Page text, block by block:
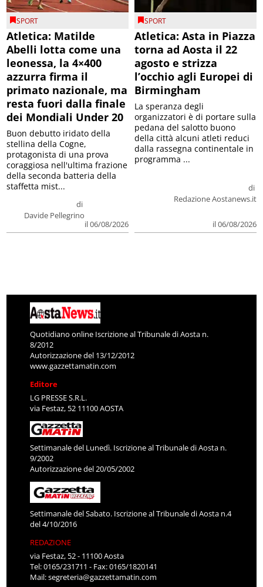
SPORT
Atletica: Matilde
Abelli lotta come una
leonessa, la 4×400
azzurra firma il
primato nazionale, ma
resta fuori dalla finale
dei Mondiali Under 20
di
Davide Pellegrino
il 06/08/2026
Buon debutto iridato della
stellina della Cogne,
protagonista di una prova
coraggiosa nell'ultima frazione
della seconda batteria della
staffetta mist...
SPORT
Atletica: Asta in Piazza
torna ad Aosta il 22
agosto e strizza
l’occhio agli Europei di
Birmingham
di
Redazione Aostanews.it
il 06/08/2026
La speranza degli
organizzatori è di portare sulla
pedana del salotto buono
della città alcuni atleti reduci
dalla rassegna continentale in
programma ...
Quotidiano online Iscrizione al Tribunale di Aosta n.
8/2012
Autorizzazione del 13/12/2012
www.gazzettamatin.com
Editore
LG PRESSE S.R.L.
via Festaz, 52 11100 AOSTA
Settimanale del Lunedì. Iscrizione al Tribunale di Aosta n.
9/2002
Autorizzazione del 20/05/2002
Settimanale del Sabato. Iscrizione al Tribunale di Aosta n.4
del 4/10/2016
REDAZIONE
via Festaz, 52 - 11100 Aosta
Tel: 0165/231711 - Fax: 0165/1820141
Mail:segreteria@gazzettamatin.com